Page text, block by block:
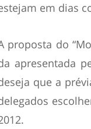
em dias
proposta do
apresentada
que a